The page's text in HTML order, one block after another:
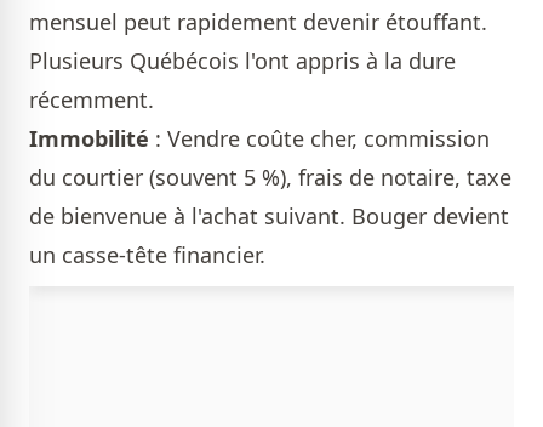
mensuel peut rapidement devenir étouffant.
Plusieurs Québécois l'ont appris à la dure
récemment.
Immobilité : Vendre coûte cher, commission
du courtier (souvent 5 %), frais de notaire, taxe
de bienvenue à l'achat suivant. Bouger devient
un casse-tête financier.